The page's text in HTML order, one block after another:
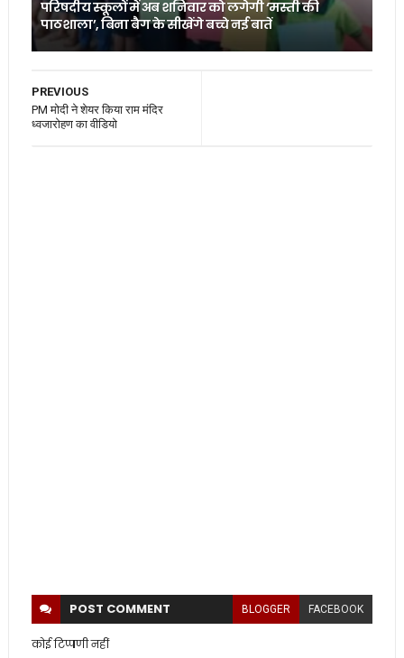
परिषदीय स्कूलों में अब शनिवार को लगेगी ‘मस्ती की
पाठशाला’, बिना बैग के सीखेंगे बच्चे नई बातें
PREVIOUS
PM मोदी ने शेयर क‍िया राम मंद‍िर
ध्वजारोहण का वीड‍ियो
POST COMMENT BLOGGER FACEBOOK
कोई टिप्पणी नहीं